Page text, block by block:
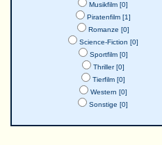
Musikfilm [0]
Piratenfilm [1]
Romanze [0]
Science-Fiction [0]
Sportfilm [0]
Thriller [0]
Tierfilm [0]
Western [0]
Sonstige [0]